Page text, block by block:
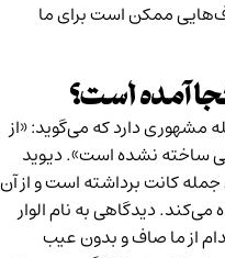
ممکن است برای ما
آمده است؟
مشهوری دارد که می‌گوید: «از
ساخته نشده است». دیوید
کانت برداشته است و از آن
می‌کند. دیدگاهی به نام الوار
از ما صاف و بدون عیب